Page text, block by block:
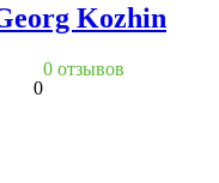
Kozhin
0
0 отзывов